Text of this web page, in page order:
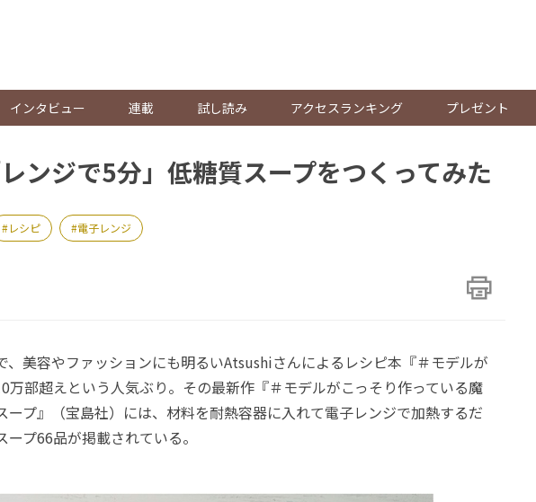
インタビュー 連載 試し読み アクセスランキング プレゼント
ンジで5分」低糖質スープをつくってみた
レシピ 電子レンジ
美容やファッションにも明るいAtsushiさんによるレシピ本『＃モデルが
万部超えという人気ぶり。その最新作『＃モデルがこっそり作っている魔
ープ』（宝島社）には、材料を耐熱容器に入れて電子レンジで加熱するだ
プ66品が掲載されている。